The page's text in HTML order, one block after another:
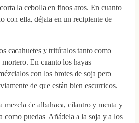
la cebolla en finos aros. En cuanto
con ella, déjala en un recipiente de
cacahuetes y tritúralos tanto como
mortero. En cuanto los hayas
con los brotes de soja pero
de que están bien escurridos.
mezcla de albahaca, cilantro y menta y
como puedas. Añádela a la soja y a los